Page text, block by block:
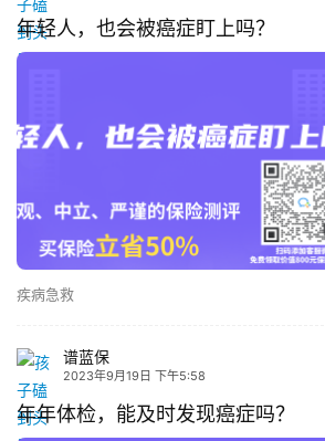
年轻人，也会被癌症盯上吗？
疾病急救
谱蓝保
2023年9月19日 下午5:58
年年体检，能及时发现癌症吗？